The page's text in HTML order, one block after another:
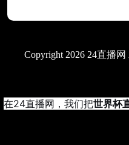
Copyright 2026 24直播
在24直播网，我们把世界杯